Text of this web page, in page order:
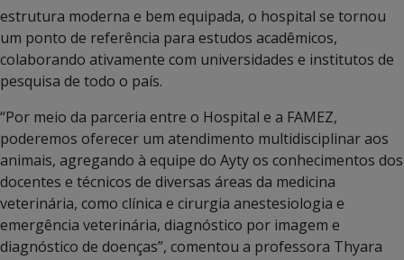
estrutura moderna e bem equipada, o hospital se tornou
um ponto de referência para estudos acadêmicos,
colaborando ativamente com universidades e institutos de
pesquisa de todo o país.
“Por meio da parceria entre o Hospital e a FAMEZ,
poderemos oferecer um atendimento multidisciplinar aos
animais, agregando à equipe do Ayty os conhecimentos dos
docentes e técnicos de diversas áreas da medicina
veterinária, como clínica e cirurgia anestesiologia e
emergência veterinária, diagnóstico por imagem e
diagnóstico de doenças”, comentou a professora Thyara